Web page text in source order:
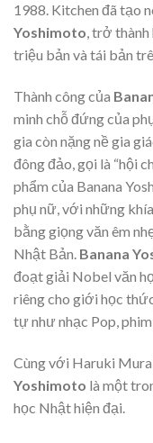
1988. Kitchen đã tạo
Yoshimoto, trở
triệu bản và tái bản
Thành công của
minh chỗ đứng của
gia còn nặng nề gia
đông đảo, gọi là “hội
phẩm của Banana
phụ nữ, với những
bằng giọng văn êm
Nhật Bản. Banana
đoạt giải Nobel văn
riêng cho giới học
tự như nhạc Pop,
Cùng với Haruki
Yoshimoto là một
học Nhật hiện đại.